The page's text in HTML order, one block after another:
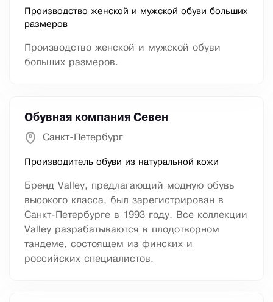
Производство женской и мужской обуви больших
размеров
Производство женской и мужской обуви
больших размеров.
Обувная компания Севен
Санкт-Петербург
Производитель обуви из натуральной кожи
Бренд Valley, предлагающий модную обувь
высокого класса, был зарегистрирован в
Санкт-Петербурге в 1993 году. Все коллекции
Valley разрабатываются в плодотворном
тандеме, состоящем из финских и
российских специалистов.